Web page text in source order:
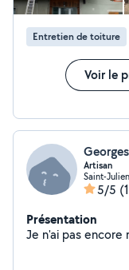
Entretien de toiture
Voir le
Artisan
Saint-
5/5
Présentation